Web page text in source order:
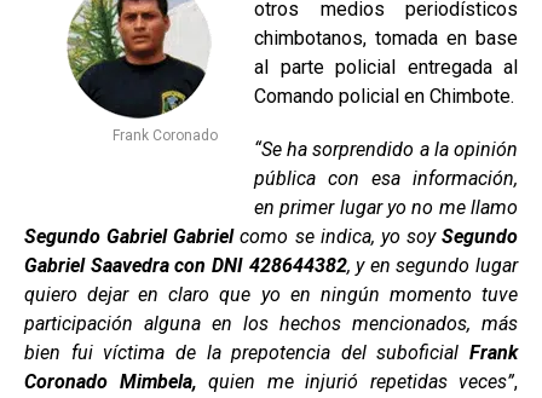
Frank Coronado
otros medios periodísticos
chimbotanos, tomada en base
al parte policial entregada al
Comando policial en Chimbote.
“Se ha sorprendido a la opinión
pública con esa información,
en primer lugar yo no me llamo
Segundo Gabriel Gabrielcomo se indica, yo soy Segundo
Gabriel Saavedra con DNI 428644382, y en segundo lugar
quiero dejar en claro que yo en ningún momento tuve
participación alguna en los hechos mencionados, más
bien fui víctima de la prepotencia del suboficial Frank
Coronado Mimbela, quien me injurió repetidas veces”,